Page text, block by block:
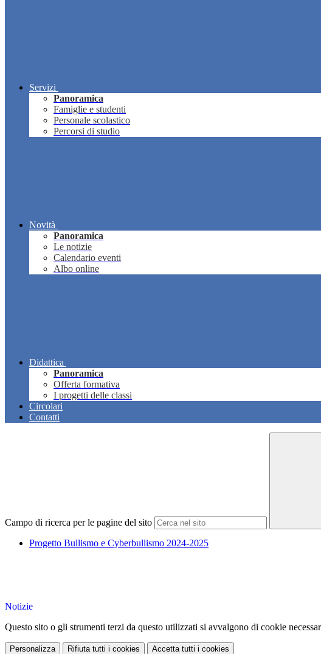
Servizi
Panoramica
Famiglie e studenti
Personale scolastico
Percorsi di studio
Novità
Panoramica
Le notizie
Calendario eventi
Albo online
Didattica
Panoramica
Offerta formativa
I progetti delle classi
Circolari
Contatti
Campo di ricerca per le pagine del sito
Progetto Bullismo e Cyberbullismo 2024-2025
Notizie
Questo sito o gli strumenti terzi da questo utilizzati si avvalgono di cookie
Personalizza Rifiuta tutti i cookies Accetta tutti i cookies